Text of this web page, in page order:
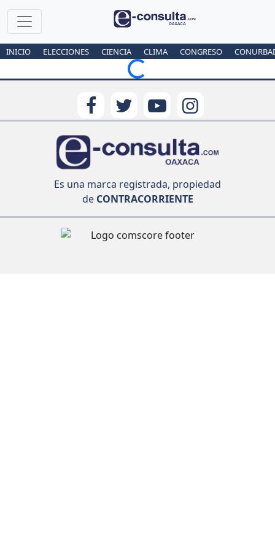
INICIO ELECCIONES CIENCIA CLIMA CONGRESO
Loading...
Es una marca registrada, propiedad
deCONTRACORRIENTE